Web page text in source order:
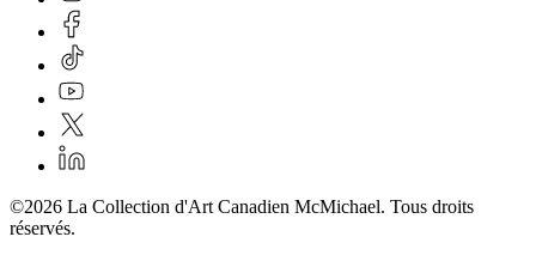
©2026 La Collection d'Art Canadien McMichael. Tous droits
réservés.